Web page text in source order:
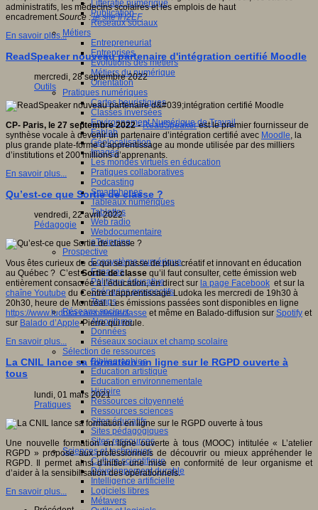
Littératie numérique
Publication
Réseaux sociaux
Métiers
Entrepreneuriat
Entreprises
Evolutions des métiers
Métiers du numérique
Orientation
Pratiques numériques
Cartes heuristiques
Classes inversées
Environnement Numérique de Travail
Fablab
Géolocalisation
Images
Les mondes virtuels en éducation
Pratiques collaboratives
Podcasting
Smartphones
Tableaux numériques
Tablettes
Web radio
Webdocumentaire
eTwinning
Prospective
Ecosystème numérique
Espaces
Politique éducative
Scénarios prospectifs
Temps
Réseaux sociaux
Algorithme
Données
Réseaux sociaux et champ scolaire
Sélection de ressources
Bibliographies
Education artistique
Education environnementale
Histoire
Ressources citoyenneté
Ressources sciences
Sites éducatifs
Sites pédagogiques
Sites ressources
Sciences et techniques
Culture scientifique
Développement durable
Intelligence artificielle
Logiciels libres
Métavers
administratifs, les médecins scolaires et les emplois de haut
encadrement.Source :le site IH2EF
En savoir plus...
ReadSpeaker nouveau partenaire d'intégration certifié Moodle
mercredi, 28 septembre 2022
Outils
CP- Paris, le 27 septembre 2022 - ReadSpeakerest le premier fournisseur de
synthèse vocale à devenir un partenaire d’intégration certifié avec Moodle, la
plus grande plate-forme d’apprentissage au monde utilisée par des milliers
d’institutions et 200 millions d’apprenants.
En savoir plus...
Qu’est-ce que Sortie de classe ?
vendredi, 22 avril 2022
Pédagogie
Vous êtes curieux de ce qui se passe de plus créatif et innovant en éducation
au Québec ? C’estSortie de classe qu’il faut consulter, cette émission web
entièrement consacrée à l’éducation, en direct sur la page Facebook et sur la
chaîne Youtube du Centre d’apprentissage Ludoka les mercredi de 19h30 à
20h30, heure de Montréal. Les émissions passées sont disponibles en ligne
https://www.ludoka.ca/sortiedeclasse et même en Balado-diffusion sur Spotify et
sur Balado d’Apple-Pierre qui roule.
En savoir plus...
La CNIL lance sa formation en ligne sur le RGPD ouverte à
tous
lundi, 01 mars 2021
Pratiques
Une nouvelle formation en ligne ouverte à tous (MOOC) intitulée « L’atelier
RGPD » propose aux professionnels de découvrir ou mieux appréhender le
RGPD. Il permet ainsi d’initier une mise en conformité de leur organisme et
d’aider à la sensibilisation des opérationnels.
En savoir plus...